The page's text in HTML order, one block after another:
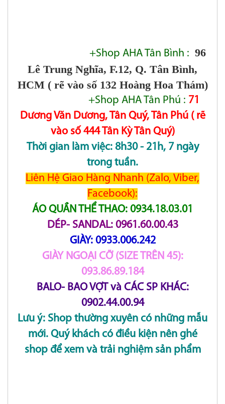
+Shop AHA Tân Bình : 96
Lê Trung Nghĩa, F.12, Q. Tân Bình,
HCM ( rẽ vào số 132 Hoàng Hoa Thám)
+Shop AHA Tân Phú : 71
Dương Văn Dương, Tân Quý, Tân Phú ( rẽ
vào số 444 Tân Kỳ Tân Quý)
Thời gian làm việc: 8h30 - 21h, 7 ngày
trong tuần.
Liên Hệ Giao Hàng Nhanh (Zalo, Viber,
Facebook):
ÁO QUẦN THỂ THAO: 0934.18.03.01
DÉP- SANDAL: 0961.60.00.43
GIÀY: 0933.006.242
GIÀY NGOẠI CỠ (SIZE TRÊN 45):
093.86.89.184
BALO- BAO VỢT và CÁC SP KHÁC:
0902.44.00.94
Lưu ý: Shop thường xuyên có những mẫu
mới. Quý khách có điều kiện nên ghé
shop để xem và trải nghiệm sản phẩm